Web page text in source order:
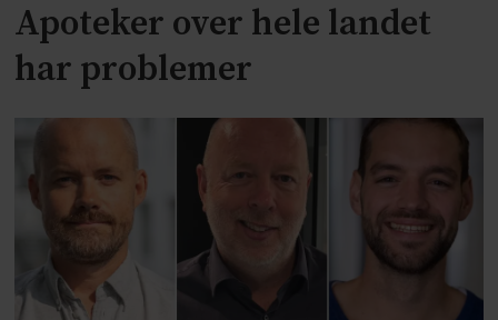
Apoteker over hele landet
har problemer